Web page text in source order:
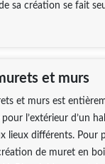
sa création se fait
et murs
et murs est
pour l’extérieur d’un
lieux différents. Pour
de muret en